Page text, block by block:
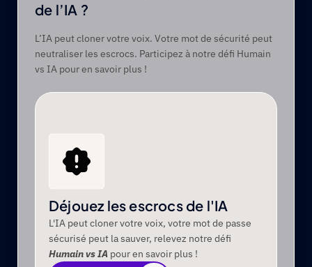
de l’IA ?
L’IA peut cloner votre voix. Votre mot de sécurité peut
neutraliser les escrocs. Participez à notre défi Humain
vs IA pour en savoir plus !
Déjouez les escrocs de l'IA
L'IA peut cloner votre voix, votre mot de passe
Humain vs IA pour en savoir plus !